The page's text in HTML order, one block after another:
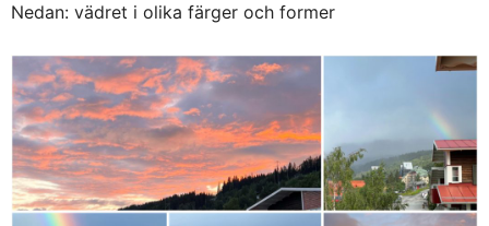
Nedan: vädret i olika färger och former